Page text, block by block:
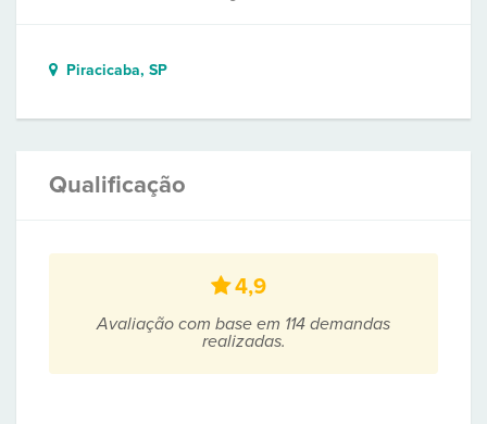
Piracicaba, SP
Qualificação
4,9
Avaliação com base em 114 demandas
realizadas.